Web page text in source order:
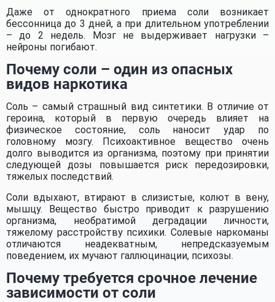
Даже от однократного приема соли возникает
бессонница до 3 дней, а при длительном употреблении
– до 2 недель. Мозг не выдерживает нагрузки –
нейроны погибают.
Почему соли – один из опасных
видов наркотика
Соль – самый страшный вид синтетики. В отличие от
героина, который в первую очередь влияет на
физическое состояние, соль наносит удар по
головному мозгу. Психоактивное вещество очень
долго выводится из организма, поэтому при принятии
следующей дозы повышается риск передозировки,
тяжелых последствий.
Соли вдыхают, втирают в слизистые, колют в вену,
мышцу. Вещество быстро приводит к разрушению
организма, необратимой деградации личности,
тяжелому расстройству психики. Солевые наркоманы
отличаются неадекватным, непредсказуемым
поведением, их мучают галлюцинации, психозы.
Почему требуется срочное лечение
зависимости от соли